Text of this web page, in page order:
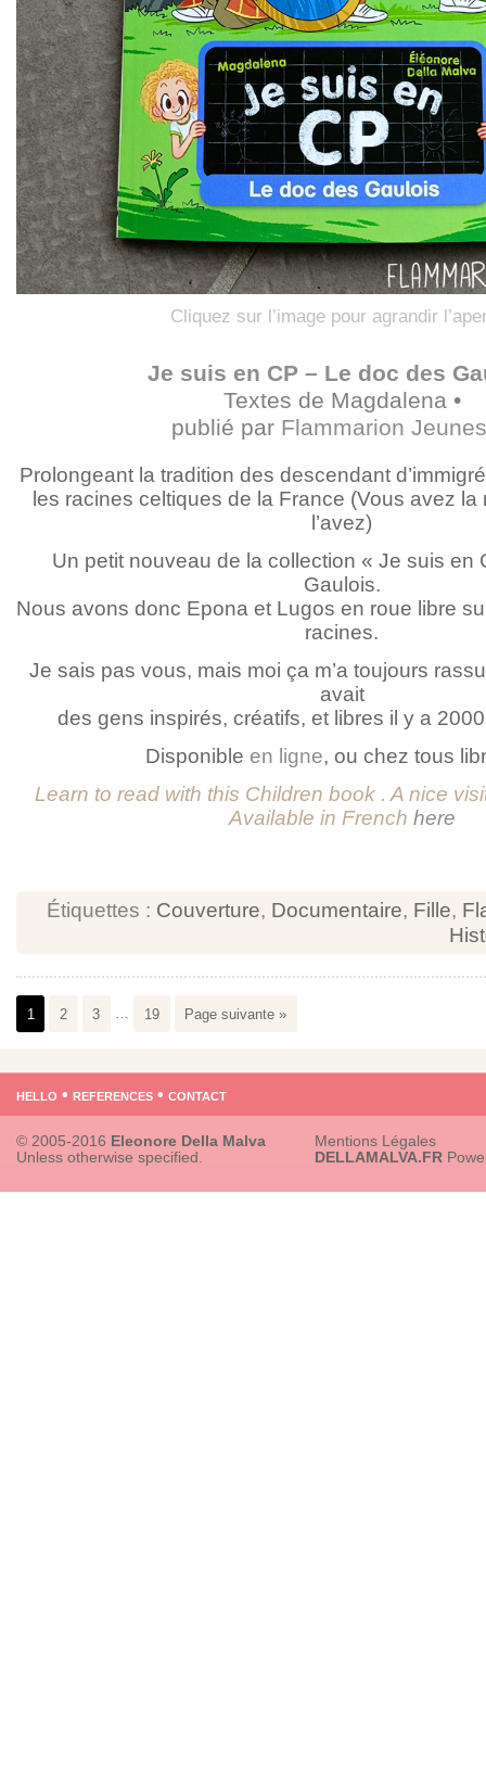
Cliquez sur l’image pour agrandir
Je suis en CP – Le doc des
Textes de Magdalena •
publié par Flammarion
Prolongeant la tradition des descendant
les racines celtiques de la France (Vous avez la
l’avez)
Un petit nouveau de la collection « Je suis en
Gaulois.
Nous avons donc Epona et Lugos en roue libre
racines.
Je sais pas vous, mais moi ça m’a toujours
avait
des gens inspirés, créatifs, et libres il y a
Disponible en ligne, ou chez tous
Learn to read with this Children book . A nice
Available in French here
Étiquettes : Couverture, Documentaire, Fille,
1 2 3 … 19 Page suivante »
hello • references • contact
© 2005-2016 Eleonore Della Malva
Unless otherwise specified.
Mentions Légales
DELLAMALVA.FR